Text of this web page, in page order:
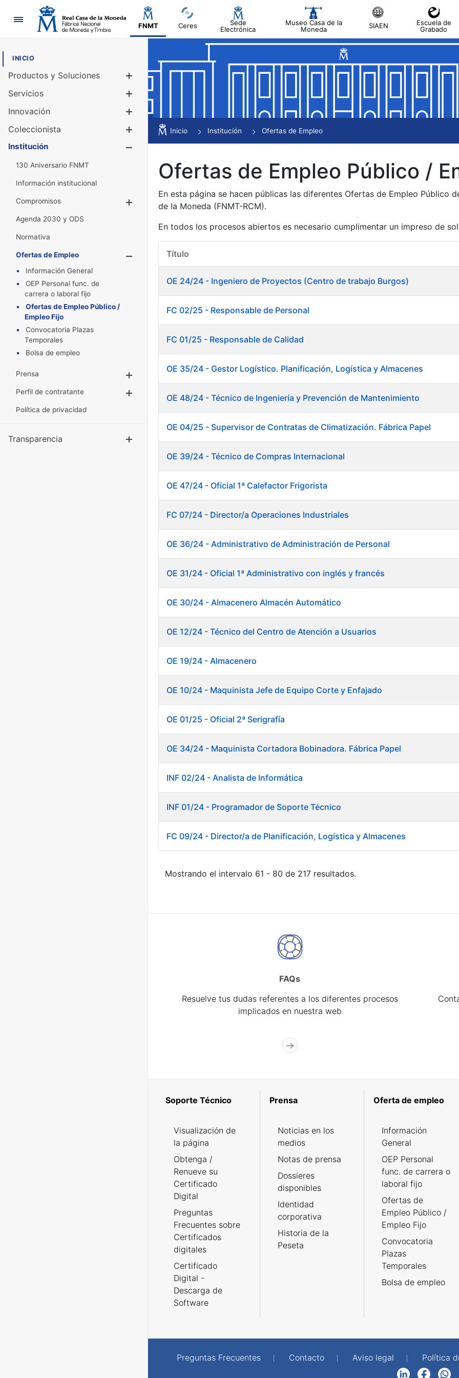
Navegación
FNMT Ceres
Sede
Electrónica
Museo Casa de la
Moneda
SIAEN
Escuela de
Grabado
INICIO
Productos y Soluciones
Mostrar/Ocultar
Servicios
Innovación
Coleccionista
Mostrar/Ocultar
Institución
130 Aniversario FNMT
Información institucional
Compromisos
Mostrar/Ocultar
Agenda 2030 y ODS
Normativa
Ofertas de Empleo
Mostrar/Ocultar
Información General
OEP Personal func. de
carrera o laboral fijo
Ofertas de Empleo Público /
Empleo Fijo
Convocatoria Plazas
Temporales
Bolsa de empleo
Prensa
Mostrar/Ocultar
Perfil de contratante
Mostrar/Ocultar
Política de privacidad
Transparencia Mostrar/Ocultar
Inicio Institución Ofertas de Empleo
Ofertas de Empleo Público /
En esta página se hacen públicas las diferentes Ofertas de Empleo Público
de la Moneda (FNMT-RCM).
En todos los procesos abiertos es necesario cumplimentar un impreso de
Título
OE 24/24 - Ingeniero de Proyectos (Centro de trabajo Burgos)
FC 02/25 - Responsable de Personal
FC 01/25 - Responsable de Calidad
OE 35/24 - Gestor Logístico. Planificación, Logística y Almacenes
OE 48/24 - Técnico de Ingeniería y Prevención de Mantenimiento
OE 04/25 - Supervisor de Contratas de Climatización. Fábrica Papel
OE 39/24 - Técnico de Compras Internacional
OE 47/24 - Oficial 1ª Calefactor Frigorista
FC 07/24 - Director/a Operaciones Industriales
OE 36/24 - Administrativo de Administración de Personal
OE 31/24 - Oficial 1ª Administrativo con inglés y francés
OE 30/24 - Almacenero Almacén Automático
OE 12/24 - Técnico del Centro de Atención a Usuarios
OE 19/24 - Almacenero
OE 10/24 - Maquinista Jefe de Equipo Corte y Enfajado
OE 01/25 - Oficial 2ª Serigrafía
OE 34/24 - Maquinista Cortadora Bobinadora. Fábrica Papel
INF 02/24 - Analista de Informática
INF 01/24 - Programador de Soporte Técnico
FC 09/24 - Director/a de Planificación, Logística y Almacenes
Mostrando el intervalo 61 - 80 de 217 resultados.
FAQs
Resuelve tus dudas referentes a los diferentes procesos
implicados en nuestra web
Soporte Técnico
Visualización de
la página
Obtenga /
Renueve su
Certificado
Digital
Preguntas
Frecuentes sobre
Certificados
digitales
Certificado
Digital -
Descarga de
Software
Prensa
Noticias en los
medios
Notas de prensa
Dossieres
disponibles
Identidad
corporativa
Historia de la
Peseta
Oferta de empleo
Información
General
OEP Personal
func. de carrera o
laboral fijo
Ofertas de
Empleo Público /
Empleo Fijo
Convocatoria
Plazas
Temporales
Bolsa de empleo
Preguntas Frecuentes Contacto Aviso legal Política
FacebookWhatsApp